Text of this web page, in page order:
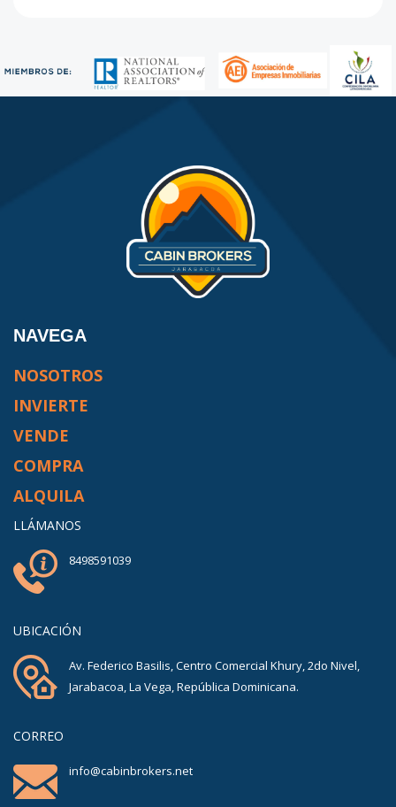
NAVEGA
NOSOTROS
INVIERTE
VENDE
COMPRA
ALQUILA
LLÁMANOS
8498591039
UBICACIÓN
Av. Federico Basilis, Centro Comercial Khury, 2do Nivel,
Jarabacoa, La Vega, República Dominicana.
CORREO
info@cabinbrokers.net